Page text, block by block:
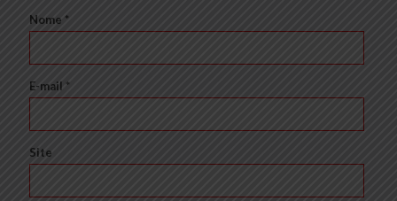
Nome *
E-mail *
Site